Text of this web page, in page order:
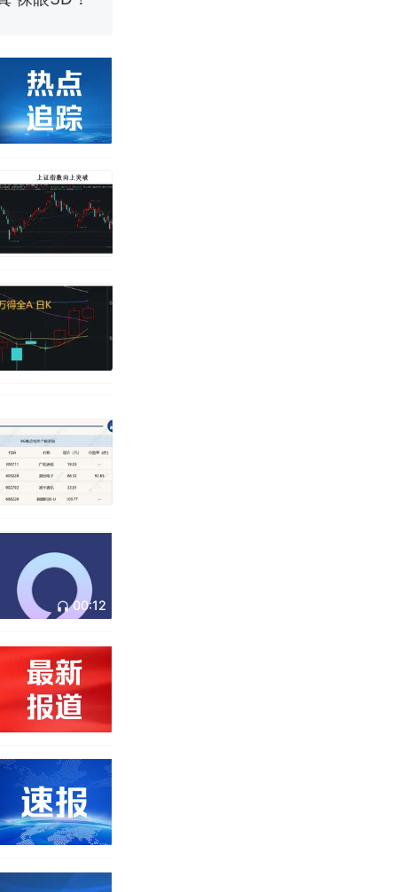
饪协会回
00:12